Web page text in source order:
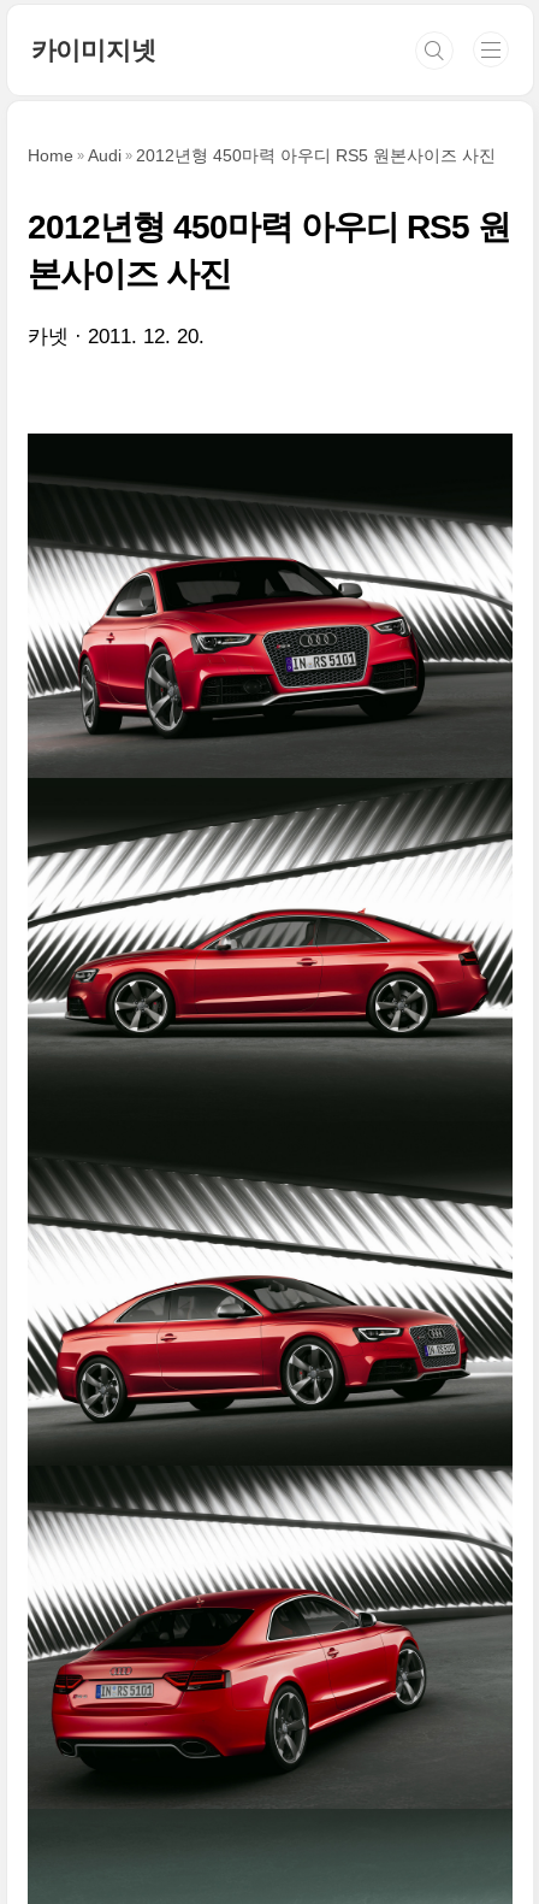
카이미지넷
Home Audi 2012년형 450마력 아우디 RS5 원본사이즈 사진
2012년형 450마력 아우디 RS5 원
본사이즈 사진
카넷 2011. 12. 20.